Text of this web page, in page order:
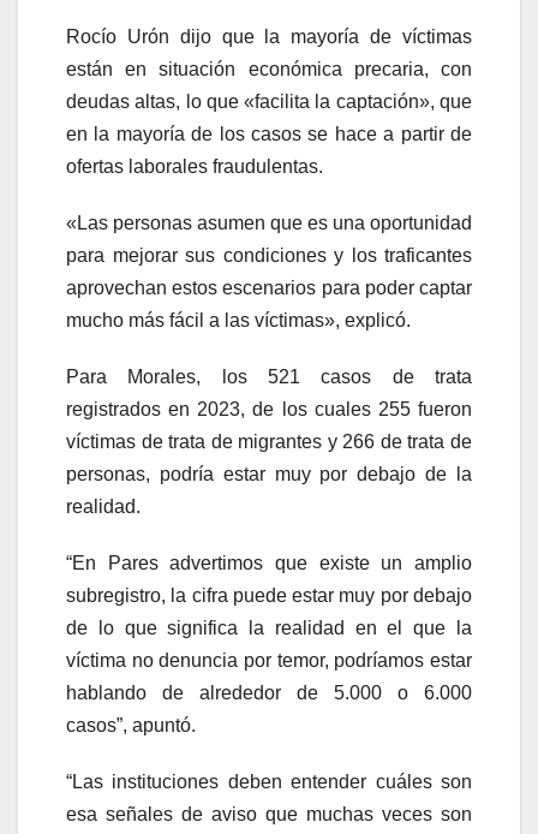
Rocío Urón dijo que la mayoría de víctimas
están en situación económica precaria, con
deudas altas, lo que «facilita la captación», que
en la mayoría de los casos se hace a partir de
ofertas laborales fraudulentas.
«Las personas asumen que es una oportunidad
para mejorar sus condiciones y los traficantes
aprovechan estos escenarios para poder captar
mucho más fácil a las víctimas», explicó.
Para Morales, los 521 casos de trata
registrados en 2023, de los cuales 255 fueron
víctimas de trata de migrantes y 266 de trata de
personas, podría estar muy por debajo de la
realidad.
“En Pares advertimos que existe un amplio
subregistro, la cifra puede estar muy por debajo
de lo que significa la realidad en el que la
víctima no denuncia por temor, podríamos estar
hablando de alrededor de 5.000 o 6.000
casos”, apuntó.
“Las instituciones deben entender cuáles son
esa señales de aviso que muchas veces son